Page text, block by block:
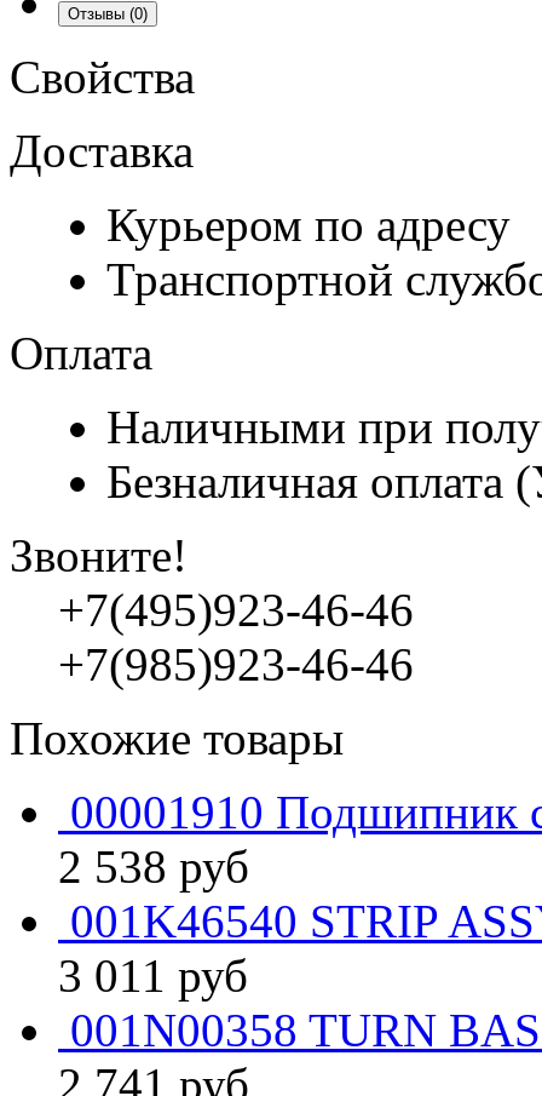
Отзывы (0)
Свойства
Доставка
Курьером по адресу
Транспортной
Оплата
Наличными при
Безналичная
Звоните!
+7(495)923-46-46
+7(985)923-46-46
Похожие товары
00001910 Подшипник
2 538 руб
001K46540 STRIP
3 011 руб
001N00358 TURN
2 741 руб